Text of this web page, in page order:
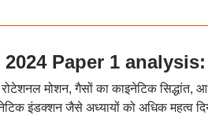
Paper 1 analysis:
रोटेशनल मोशन, गैसों का काइनेटिक
इंडक्शन जैसे अध्यायों को अधिक महत्व